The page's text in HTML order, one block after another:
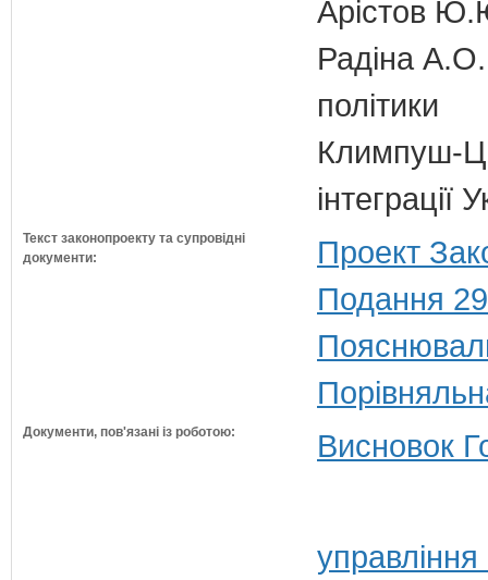
Арістов
Радіна А.О.
політики
Климпуш-
Текст законопроекту та супровідні
документи:
Проект
Подання
Документи, пов'язані із роботою: Висновок